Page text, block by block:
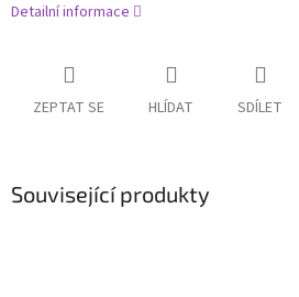
Detailní informace
ZEPTAT SE HLÍDAT SDÍLET
Související produkty